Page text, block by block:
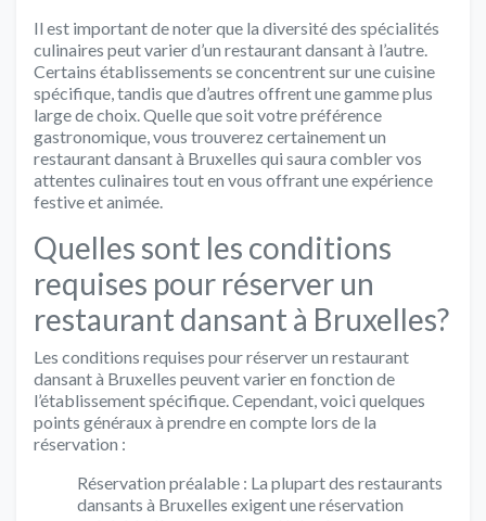
Il est important de noter que la diversité des spécialités
culinaires peut varier d’un restaurant dansant à l’autre.
Certains établissements se concentrent sur une cuisine
spécifique, tandis que d’autres offrent une gamme plus
large de choix. Quelle que soit votre préférence
gastronomique, vous trouverez certainement un
restaurant dansant à Bruxelles qui saura combler vos
attentes culinaires tout en vous offrant une expérience
festive et animée.
Quelles sont les conditions
requises pour réserver un
restaurant dansant à Bruxelles?
Les conditions requises pour réserver un restaurant
dansant à Bruxelles peuvent varier en fonction de
l’établissement spécifique. Cependant, voici quelques
points généraux à prendre en compte lors de la
réservation :
Réservation préalable : La plupart des restaurants
dansants à Bruxelles exigent une réservation